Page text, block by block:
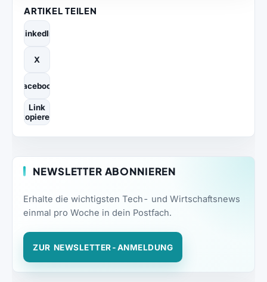
ARTIKEL TEILEN
LinkedIn
X
Facebook
Link
kopieren
NEWSLETTER ABONNIEREN
Erhalte die wichtigsten Tech- und Wirtschaftsnews
einmal pro Woche in dein Postfach.
ZUR NEWSLETTER-ANMELDUNG